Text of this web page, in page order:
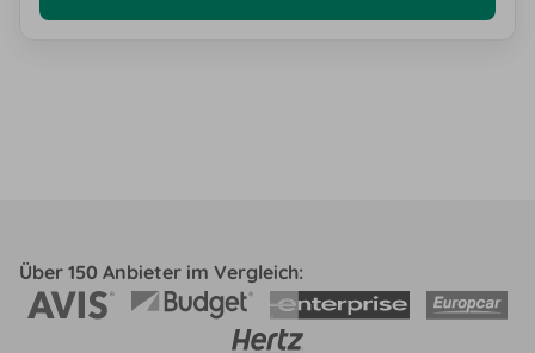
Über 150 Anbieter im Vergleich: